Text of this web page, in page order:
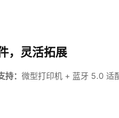
，灵活拓展
： 微型打印机 + 蓝牙 5.0 适